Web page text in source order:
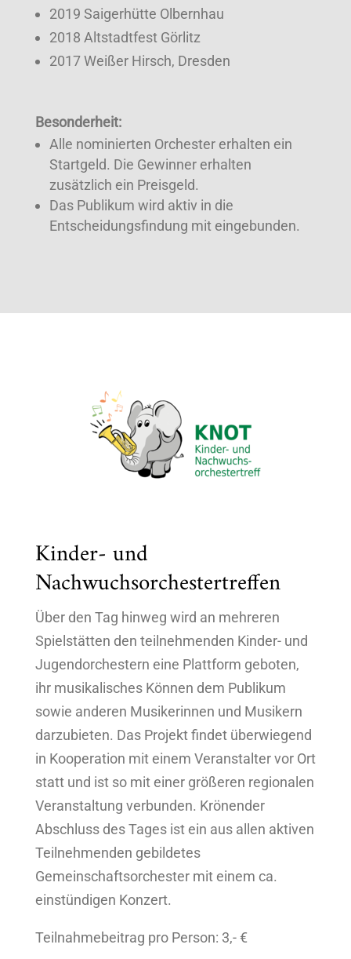
2019 Saigerhütte Olbernhau
2018 Altstadtfest Görlitz
2017 Weißer Hirsch, Dresden
Besonderheit:
Alle nominierten Orchester erhalten ein
Startgeld. Die Gewinner erhalten
zusätzlich ein Preisgeld.
Das Publikum wird aktiv in die
Entscheidungsfindung mit eingebunden.
Kinder- und
Nachwuchsorchestertreffen
Über den Tag hinweg wird an mehreren
Spielstätten den teilnehmenden Kinder- und
Jugendorchestern eine Plattform geboten,
ihr musikalisches Können dem Publikum
sowie anderen Musikerinnen und Musikern
darzubieten. Das Projekt findet überwiegend
in Kooperation mit einem Veranstalter vor Ort
statt und ist so mit einer größeren regionalen
Veranstaltung verbunden. Krönender
Abschluss des Tages ist ein aus allen aktiven
Teilnehmenden gebildetes
Gemeinschaftsorchester mit einem ca.
einstündigen Konzert.
Teilnahmebeitrag pro Person: 3,- €